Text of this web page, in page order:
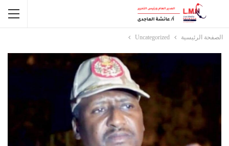
الصفحة الرئيسية Uncategorized